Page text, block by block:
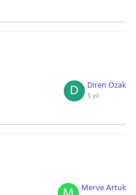
Diren Özak
5 yıl
D
Merve Artuk